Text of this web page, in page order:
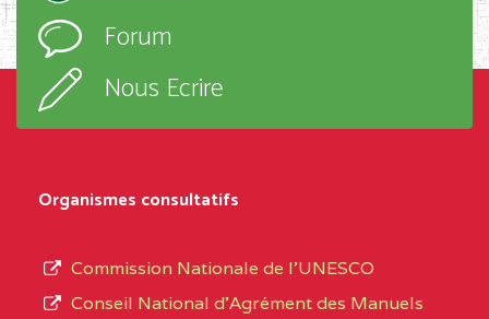
D'ENSEIGNEMENT
PROFESSIONNEL
(CEGEP) STE FOI BP
d’enseignement,
type
Forum
Nous Ecrire
Organismes consultatifs
Commission Nationale de l’UNESCO
Conseil National d’Agrément des Manuels